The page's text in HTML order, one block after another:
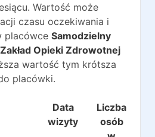
Wartość może
czasu oczekiwania i
placówce Samodzielny
Opieki Zdrowotnej
wartość tym krótsza
placówki.
Data
wizyty
Liczba
osób